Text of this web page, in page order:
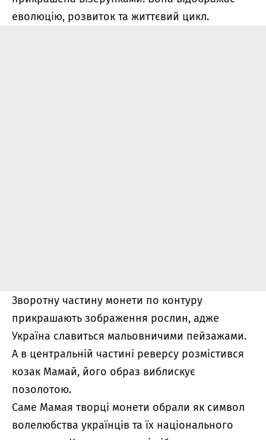
еволюцію, розвиток та життєвий цикл.
Зворотну частину монети по контуру
прикрашають зображення рослин, адже
Україна славиться мальовничими пейзажами.
А в центральній частині реверсу розмістився
козак Мамай, його образ виблискує
позолотою.
Саме Мамая творці монети обрали як символ
волелюбства українців та їх національного